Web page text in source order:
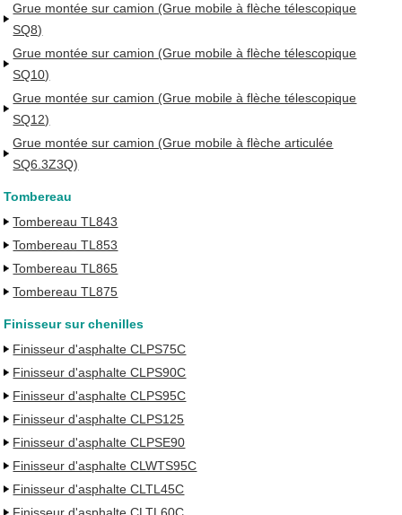
Grue montée sur camion (Grue mobile à flèche télescopique
SQ8)
Grue montée sur camion (Grue mobile à flèche télescopique
SQ10)
Grue montée sur camion (Grue mobile à flèche télescopique
SQ12)
Grue montée sur camion (Grue mobile à flèche articulée
SQ6.3Z3Q)
Tombereau
Tombereau TL843
Tombereau TL853
Tombereau TL865
Tombereau TL875
Finisseur sur chenilles
Finisseur d'asphalte CLPS75C
Finisseur d'asphalte CLPS90C
Finisseur d'asphalte CLPS95C
Finisseur d'asphalte CLPS125
Finisseur d'asphalte CLPSE90
Finisseur d'asphalte CLWTS95C
Finisseur d'asphalte CLTL45C